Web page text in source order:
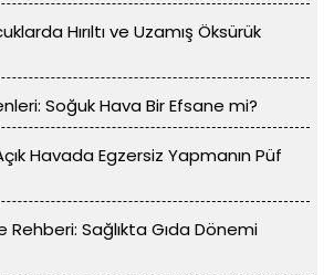
Hırıltı ve Uzamış Öksürük
Soğuk Hava Bir Efsane mi?
Havada Egzersiz Yapmanın Püf
Rehberi: Sağlıkta Gıda Dönemi